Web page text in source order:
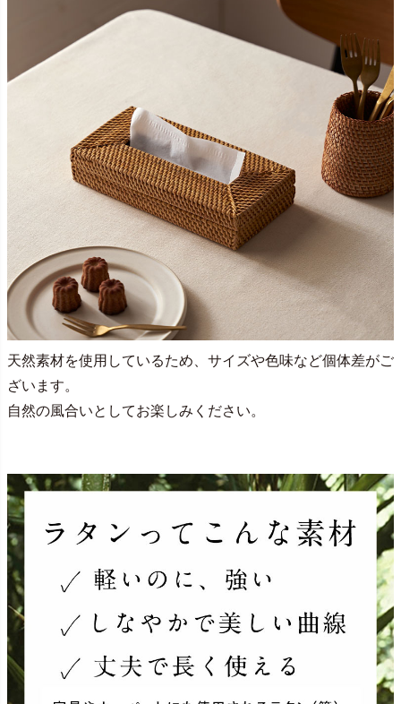
天然素材を使用しているため、サイズや色味など個体差がご
ざいます。
自然の風合いとしてお楽しみください。